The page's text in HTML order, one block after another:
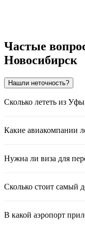
Частые
Новосибирск
Нашли неточность?
Сколько лететь из
Какие авиакомпании
Нужна ли виза для
Сколько стоит самый
В какой аэропорт